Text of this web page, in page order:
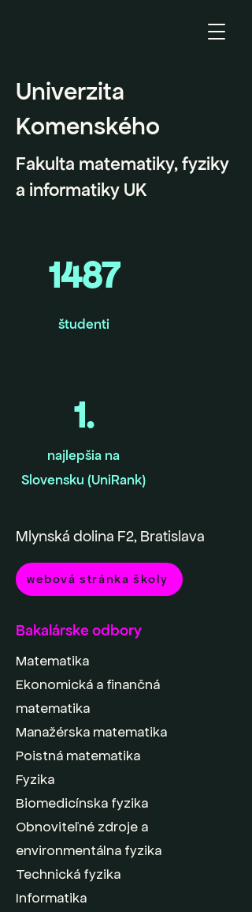
Univerzita
Komenského
Fakulta matematiky, fyziky
a informatiky UK
1487
študenti
1.
najlepšia na
Slovensku (UniRank)
Mlynská dolina F2, Bratislava
webová stránka školy
Bakalárske odbory
Matematika
Ekonomická a finančná
matematika
Manažérska matematika
Poistná matematika
Fyzika
Biomedicínska fyzika
Obnoviteľné zdroje a
environmentálna fyzika
Technická fyzika
Informatika